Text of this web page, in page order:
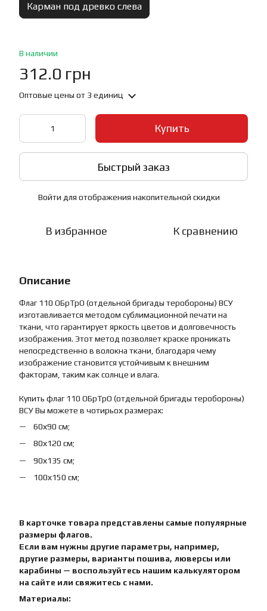
Карман под древко слева
В наличии
312.0 грн
Оптовые цены от 3 единиц
Купить
Быстрый заказ
Войти для отображения накопительной скидки
В избранное К сравнению
Описание
Флаг 110 ОБрТрО (отдельной бригады теробороны) ВСУ
изготавливается методом сублимационной печати на
ткани, что гарантирует яркость цветов и долговечность
изображения. Этот метод позволяет краске проникать
непосредственно в волокна ткани, благодаря чему
изображение становится устойчивым к внешним
факторам, таким как солнце и влага.
Купить флаг 110 ОБрТрО (отдельной бригады теробороны)
ВСУ Вы можете в чотирьох размерах:
60х90 см;
80х120 см;
90х135 см;
100х150 см;
В карточке товара представлены самые популярные
размеры флагов.
Если вам нужны другие параметры, например,
другие размеры, варианты пошива, люверсы или
карабины — воспользуйтесь нашим калькулятором
на сайте или свяжитесь с нами.
Материалы: